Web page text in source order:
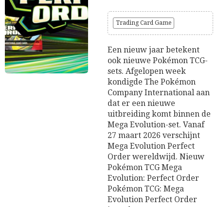
Trading Card Game
Een nieuw jaar betekent
ook nieuwe Pokémon TCG-
sets. Afgelopen week
kondigde The Pokémon
Company International aan
dat er een nieuwe
uitbreiding komt binnen de
Mega Evolution-set. Vanaf
27 maart 2026 verschijnt
Mega Evolution Perfect
Order wereldwijd. Nieuw
Pokémon TCG Mega
Evolution: Perfect Order
Pokémon TCG: Mega
Evolution Perfect Order